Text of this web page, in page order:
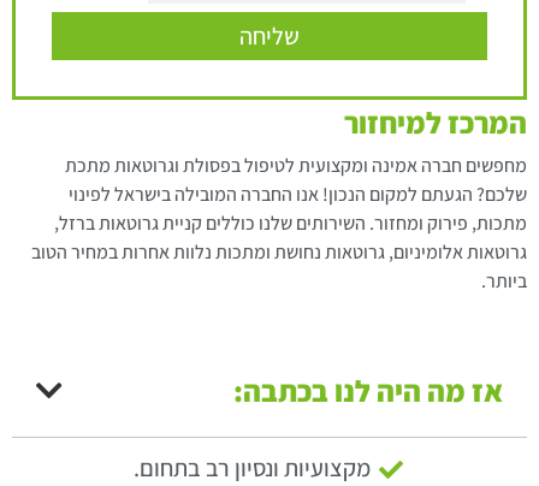
שליחה
המרכז למיחזור
מחפשים חברה אמינה ומקצועית לטיפול בפסולת וגרוטאות מתכת
שלכם? הגעתם למקום הנכון! אנו החברה המובילה בישראל לפינוי
מתכות, פירוק ומחזור. השירותים שלנו כוללים קניית גרוטאות ברזל,
גרוטאות אלומיניום, גרוטאות נחושת ומתכות נלוות אחרות במחיר הטוב
ביותר.
אז מה היה לנו בכתבה:
מקצועיות ונסיון רב בתחום.